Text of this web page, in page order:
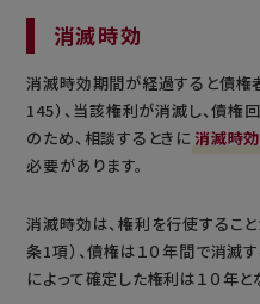
消滅時効
消滅時効期間が経過すると債権
145）、当該権利が消滅し、債権
のため、相談するときに 消滅時
必要があります。
消滅時効は、権利を行使するこ
条1項）、債権は１０年間で消滅
によって確定した権利は１０年と